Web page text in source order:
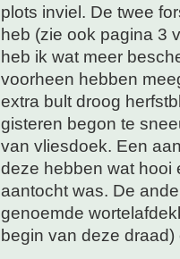
plots inviel. De twee
heb (zie ook pagina 3
heb ik wat meer
voorheen hebben
extra bult droog
gisteren begon te
van vliesdoek. Een
deze hebben wat hooi
aantocht was. De
genoemde
begin van deze